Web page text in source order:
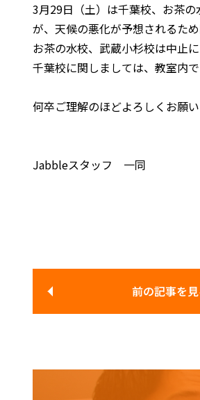
3月29日（土）は千葉校、お茶
が、天候の悪化が予想されるた
お茶の水校、武蔵小杉校は中止
千葉校に関しましては、教室内
何卒ご理解のほどよろしくお願い
Jabbleスタッフ 一同
前の記事を